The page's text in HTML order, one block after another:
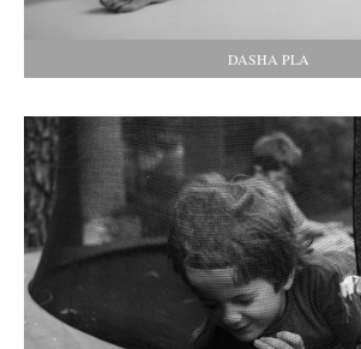
DASHA PLA